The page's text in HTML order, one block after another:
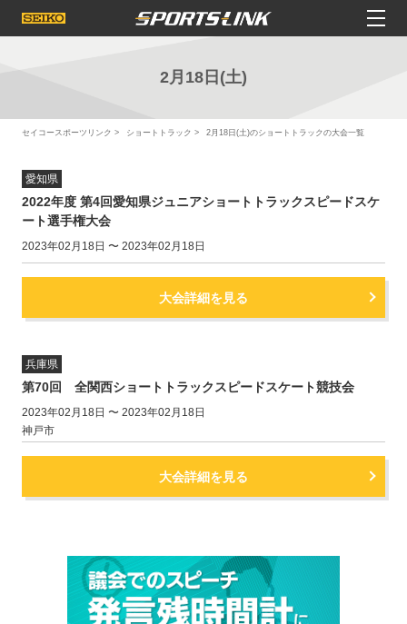
2月18日(土)
セイコースポーツリンク ショートトラック 2月18日(土)のショートトラックの大会一覧
愛知県
2022年度 第4回愛知県ジュニアショートトラックスピードスケ
ート選手権大会
2023年02月18日 〜 2023年02月18日
大会詳細を見る
兵庫県
第70回 全関西ショートトラックスピードスケート競技会
2023年02月18日 〜 2023年02月18日
神戸市
大会詳細を見る